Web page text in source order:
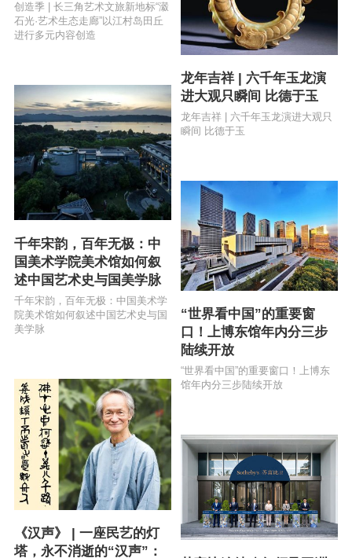
创造季 | 长三角艺术文旅新地标“瀫
石光·艺术生态走廊”以江村岛田丘
进行多元内容创造
千年宋韵，百年无极：中
国美术学院美术馆如何叙
述中国艺术史与国美学脉
千年宋韵，百年无极：中国美术学
院美术馆如何叙述中国艺术史与国
美学脉
《汉声》 | 一座民艺的灯
塔，永不消逝的“汉声”：
龙年吉祥 | 六千年玉龙演
进大观只瞬间 比德于玉
龙年吉祥 | 六千年玉龙演进大观只
瞬间 比德于玉
“世界看中国”的重要窗
口！上博东馆年内分三步
陆续开放
“世界看中国”的重要窗口！上博东
馆年内分三步陆续开放